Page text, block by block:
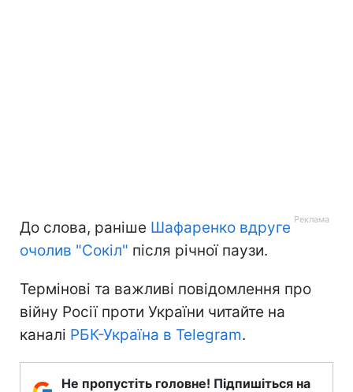
До слова, раніше Шафаренко вдруге
очолив "Сокіл" після річної паузи.
Термінові та важливі повідомлення про
війну Росії проти України читайте на
каналі РБК-Україна в Telegram.
Не пропустіть головне! Підпишіться на